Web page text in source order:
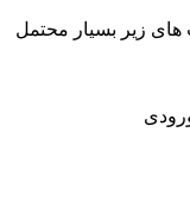
زیر بسیار محتمل